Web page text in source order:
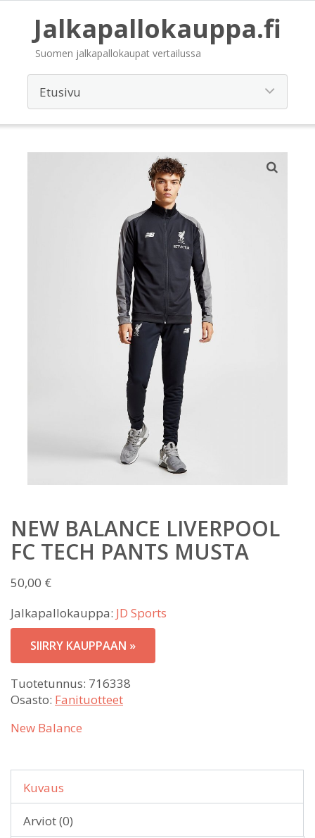
Jalkapallokauppa.fi
Suomen jalkapallokaupat vertailussa
NEW BALANCE LIVERPOOL
FC TECH PANTS MUSTA
50,00 €
Jalkapallokauppa: JD Sports
SIIRRY KAUPPAAN »
Tuotetunnus: 716338
Osasto: Fanituotteet
New Balance
Kuvaus
Arviot (0)